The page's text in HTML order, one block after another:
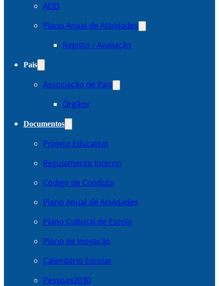
ADD
Plano Anual de Atividades
Registo / Avaliação
Pais
Associação de Pais
Órgãos
Documentos
Projeto Educativo
Regulamento Interno
Código de Conduta
Plano Anual de Atividades
Plano Cultural de Escola
Plano de Inovação
Calendário Escolar
Pessoas2030